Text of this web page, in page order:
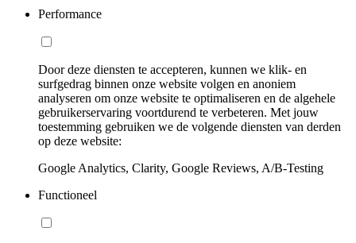
Performance
Door deze diensten te accepteren, kunnen we klik- en
surfgedrag binnen onze website volgen en anoniem
analyseren om onze website te optimaliseren en de algehele
gebruikerservaring voortdurend te verbeteren. Met jouw
toestemming gebruiken we de volgende diensten van derden
op deze website:
Google Analytics, Clarity, Google Reviews, A/B-Testing
Functioneel